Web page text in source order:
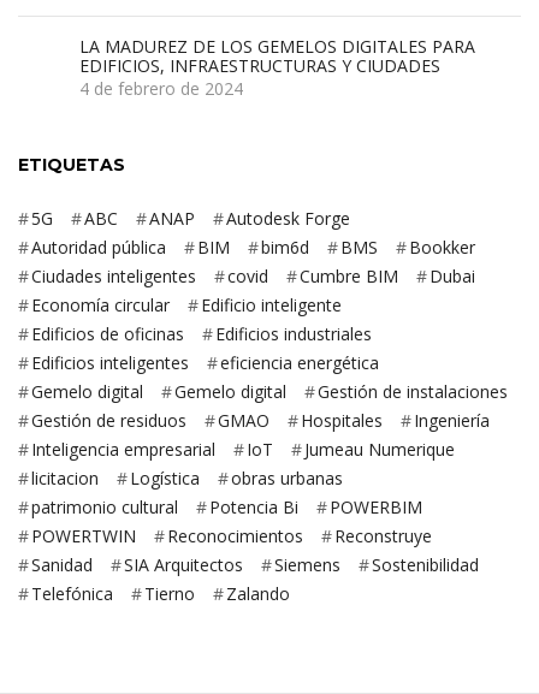
LA MADUREZ DE LOS GEMELOS DIGITALES PARA
EDIFICIOS, INFRAESTRUCTURAS Y CIUDADES
4 de febrero de 2024
ETIQUETAS
5G ABC ANAP
Autodesk Forge
Autoridad pública
BIM bim6d BMS
Bookker
Ciudades inteligentes
covid Cumbre BIM
Dubai
Economía circular
Edificio inteligente
Edificios de oficinas
Edificios industriales
Edificios inteligentes
eficiencia energética
Gemelo digital
Gemelo digital
Gestión de instalaciones
Gestión de residuos
GMAO Hospitales
Ingeniería
Inteligencia empresarial
IoT
Jumeau Numerique
licitacion
Logística
obras urbanas
patrimonio cultural
Potencia Bi
POWERBIM
POWERTWIN
Reconocimientos
Reconstruye
Sanidad
SIA Arquitectos Siemens
Sostenibilidad
Telefónica
Tierno Zalando